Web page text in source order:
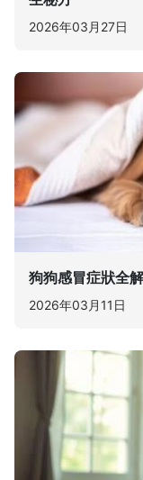
2026年03月27日
狗狗感冒症狀全
2026年03月11日